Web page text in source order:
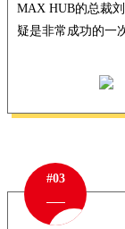
MAX HUB的总裁
疑是非常成功的一
#03